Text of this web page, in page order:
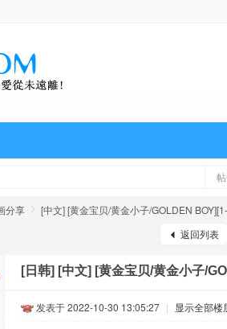
分享
[中文] [黄金宝贝/黄金小子/GOLDEN
返回列表
[日韩] [中文] [黄金宝贝/黄金小子/
发表于 2022-10-30 13:05:27 | 显示全部楼